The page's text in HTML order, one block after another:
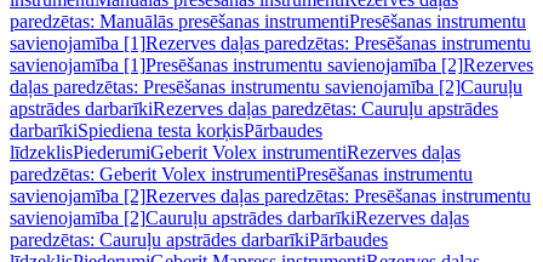
paredzētas: Manuālās presēšanas instrumentiPresēšanas instrumentu
savienojamība [1]Rezerves daļas paredzētas: Presēšanas instrumentu
savienojamība [1]Presēšanas instrumentu savienojamība [2]Rezerves
daļas paredzētas: Presēšanas instrumentu savienojamība [2]Cauruļu
apstrādes darbarīkiRezerves daļas paredzētas: Cauruļu apstrādes
darbarīkiSpiediena testa korķisPārbaudes
līdzeklisPiederumiGeberit Volex instrumentiRezerves daļas
paredzētas: Geberit Volex instrumentiPresēšanas instrumentu
savienojamība [2]Rezerves daļas paredzētas: Presēšanas instrumentu
savienojamība [2]Cauruļu apstrādes darbarīkiRezerves daļas
paredzētas: Cauruļu apstrādes darbarīkiPārbaudes